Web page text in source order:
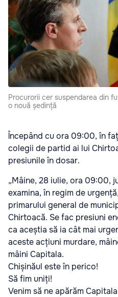
Procurorii cer suspendarea din
o nouă ședință
Începând cu ora 09:00, în
colegii de partid ai lui
presiunile în dosar.
„Mâine, 28 iulie, ora 09:00,
examina, în regim de
primarului general de
Chirtoacă. Se fac presiuni
ca aceștia să ia cât mai
aceste acțiuni murdare,
mâini Capitala.
Chișinăul este în perico!
Să fim uniți!
Venim să ne apărăm